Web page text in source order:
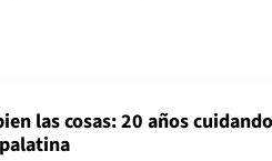
las cosas: 20 años